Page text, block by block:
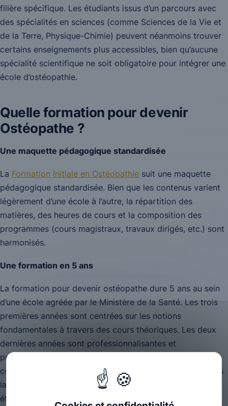
filière spécifique. Les étudiants issus d’un parcours avec
des spécialités en sciences (comme Sciences de la Vie et
de la Terre, Physique-Chimie) peuvent néanmoins trouver
certains enseignements plus accessibles, bien qu’aucune
spécialité scientifique ne soit obligatoire pour intégrer une
école d’ostéopathie.
Quelle formation pour devenir
Ostéopathe ?
Une maquette pédagogique standardisée
La Formation Initiale en Ostéopathie suit une maquette
pédagogique standardisée. Bien que les contenus varient
légèrement d’une école à l’autre, la répartition des
matières, des heures de cours et la composition des
programmes (cours magistraux, travaux dirigés, etc.) sont
harmonisés.
Une formation en 5 ans
La formation pour devenir ostéopathe dure 5 ans au sein
d’une école agréée par le Ministère de la Santé. Les trois
premières années sont centrées sur les notions
fondamentales à travers des cours théoriques. Les deux
dernières années sont professionnalisantes et
principalement axées sur la pratique. Certaines écoles,
comme Ostéobio, intègrent la pratique ostéopathique dès
la première année pour renforcer l’apprentissage des
étudiants.